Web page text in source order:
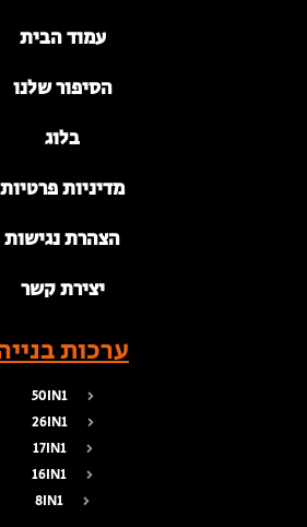
עמוד הבית
הסיפור שלנו
בלוג
מדיניות פרטיות
הצהרת נגישות
יצירת קשר
ערכות בנייה
50IN1
26IN1
17IN1
16IN1
8IN1